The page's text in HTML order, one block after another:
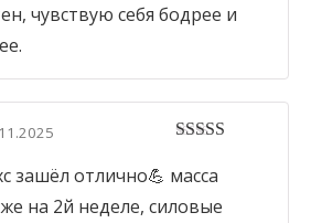
чувствую себя бодрее и
зашёл отлично💪 масса
на 2й неделе, силовые